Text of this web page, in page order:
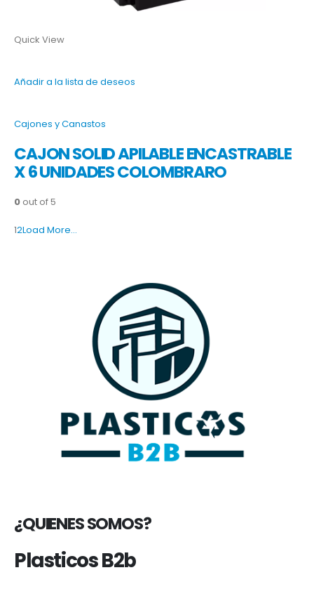
Quick View
Añadir a la lista de deseos
Cajones y Canastos
CAJON SOLID APILABLE ENCASTRABLE
X 6 UNIDADES COLOMBRARO
0 out of 5
12Load More…
¿QUIENES SOMOS?
Plasticos B2b